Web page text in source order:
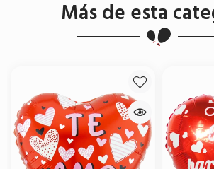
Más de esta